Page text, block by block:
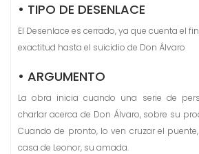
• TIPO DE DESENLACE
El Desenlace es cerrado, ya que cuenta el
exactitud hasta el suicidio de Don Álvaro
• ARGUMENTO
La obra inicia cuando una serie de
charlar acerca de Don Álvaro, sobre su
Cuando de pronto, lo ven cruzar el
casa de Leonor, su amada.